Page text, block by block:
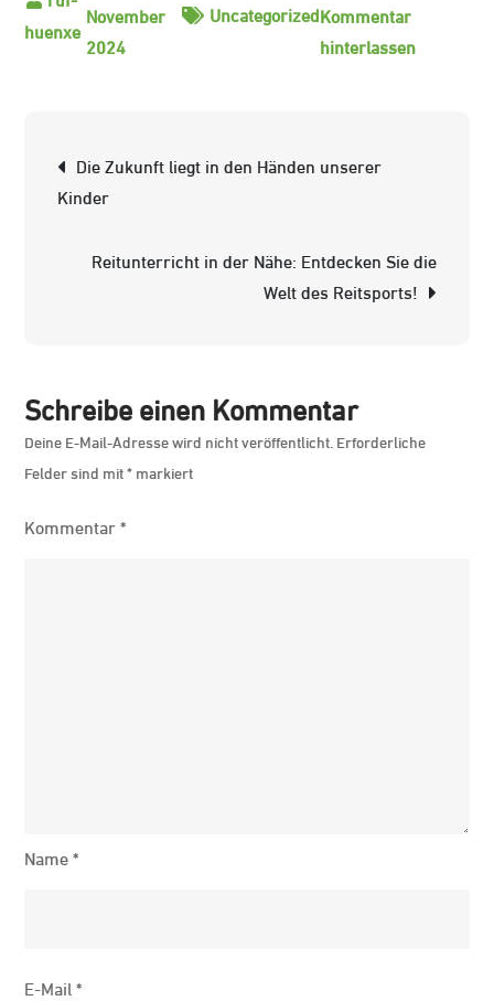
November
2024
UncategorizedKommentar
hinterlassenzu
Schutz
für
Navigation
Die Zukunft liegt in den Händen unserer
Kinder
Reitunterricht in der Nähe: Entdecken Sie die
Welt des Reitsports!
Schreibe einen Kommentar
Deine E-Mail-Adresse wird nicht veröffentlicht. Erforderliche
Felder sind mit*markiert
Kommentar*
Name*
E-Mail*